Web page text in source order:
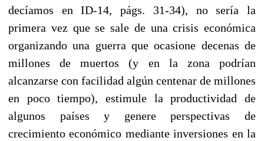
decíamos en ID-14, págs. 31-34), no sería la
primera vez que se sale de una crisis económica
organizando una guerra que ocasione decenas de
millones de muertos (y en la zona podrían
alcanzarse con facilidad algún centenar de millones
en poco tiempo), estimule la productividad de
algunos países y genere perspectivas de
crecimiento económico mediante inversiones en la